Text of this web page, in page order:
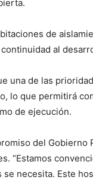
de
al
una de las
lo que permitirá
de ejecución.
del Gobierno
“Estamos
necesita. Este